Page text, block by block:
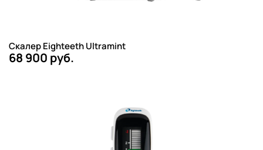
Скалер Eighteeth Ultramint
68 900 руб.